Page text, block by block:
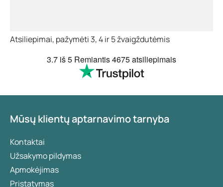
Atsiliepimai, pažymėti 3, 4 ir 5 žvaigždutėmis
3.7 iš 5 Remiantis4675 atsiliepimais
Mūsų klientų aptarnavimo tarnyba
Kontaktai
Užsakymo pildymas
Apmokėjimas
Pristatymas